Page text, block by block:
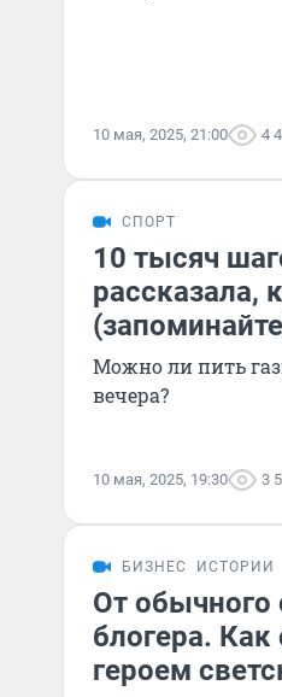
10 мая, 2025, 21:00 4
СПОРТ
10 тысяч
рассказала,
Можно ли пить
вечера?
10 мая, 2025, 19:30 3
БИЗНЕС ИСТОРИИ
От обычного
блогера.
героем